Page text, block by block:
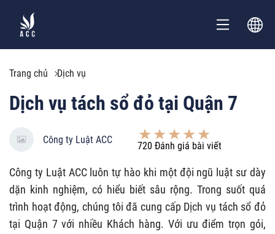
Trang chủ Dịch vụ
Dịch vụ tách sổ đỏ tại Quận 7
Công ty Luật ACC
720 Đánh giá bài viết
Công ty Luật ACC luôn tự hào khi một đội ngũ luật sư dày
dặn kinh nghiệm, có hiểu biết sâu rộng. Trong suốt quá
trình hoạt động, chúng tôi đã cung cấp Dịch vụ tách sổ đỏ
tại Quận 7 với nhiều Khách hàng. Với ưu điểm trọn gói,